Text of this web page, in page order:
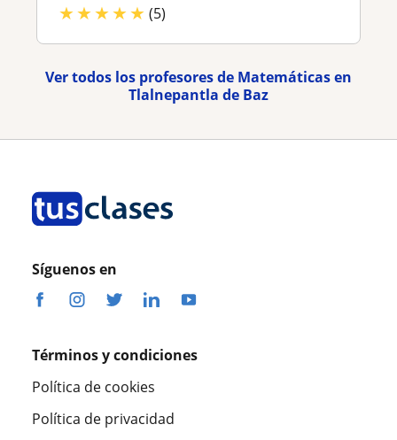
★★★★★ (5)
Ver todos los profesores de Matemáticas en
Tlalnepantla de Baz
Síguenos en
Términos y condiciones
Política de cookies
Política de privacidad